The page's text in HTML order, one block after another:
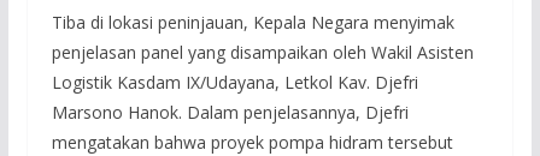
Tiba di lokasi peninjauan, Kepala Negara menyimak
penjelasan panel yang disampaikan oleh Wakil Asisten
Logistik Kasdam IX/Udayana, Letkol Kav. Djefri
Marsono Hanok. Dalam penjelasannya, Djefri
mengatakan bahwa proyek pompa hidram tersebut